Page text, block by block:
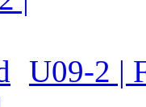
U09-2 |